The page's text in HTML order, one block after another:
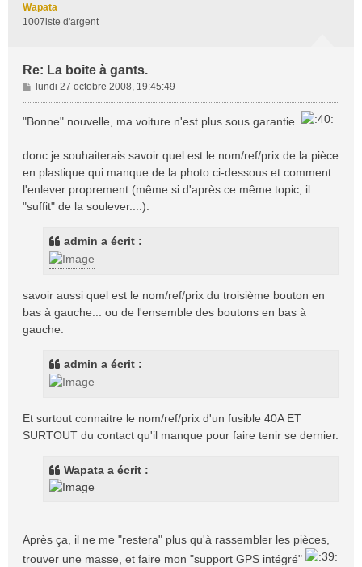
Wapata
1007iste d'argent
Re: La boite à gants.
M
e
s
g
e
lundi 27 octobre 2008, 19:45:49
"Bonne" nouvelle, ma voiture n'est plus sous garantie.
donc je souhaiterais savoir quel est le nom/ref/prix de la pièce
en plastique qui manque de la photo ci-dessous et comment
l'enlever proprement (même si d'après ce même topic, il
"suffit" de la soulever....).
admin a écrit :
savoir aussi quel est le nom/ref/prix du troisième bouton en
bas à gauche... ou de l'ensemble des boutons en bas à
gauche.
admin a écrit :
Et surtout connaitre le nom/ref/prix d'un fusible 40A ET
SURTOUT du contact qu'il manque pour faire tenir se dernier.
Wapata a écrit :
Après ça, il ne me "restera" plus qu'à rassembler les pièces,
trouver une masse, et faire mon "support GPS intégré"